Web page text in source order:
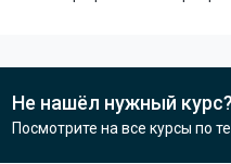
Не нашёл нужный курс?
Посмотрите на все курсы по